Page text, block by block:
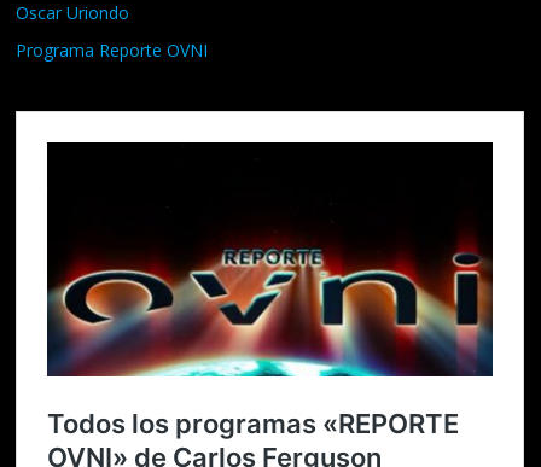
Oscar Uriondo
Programa Reporte OVNI